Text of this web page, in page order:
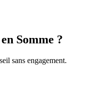
en Somme ?
sans engagement.